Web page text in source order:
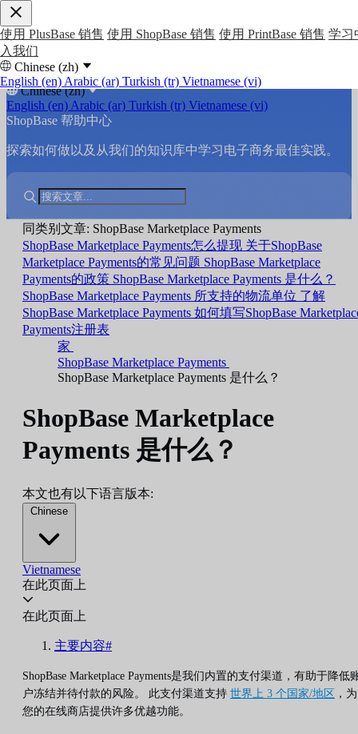
使用 PlusBase 销售 使用 ShopBase 销售 使用 PrintBase 销售 学习
入我们
Chinese (zh)
English (en) Arabic (ar) Turkish (tr) Vietnamese (vi)
Chinese (zh)
English (en) Arabic (ar) Turkish (tr) Vietnamese (vi)
ShopBase 帮助中心
探索如何做以及从我们的知识库中学习电子商务最佳实践。
同类别文章: ShopBase Marketplace Payments
ShopBase Marketplace Payments怎么提现 关于ShopBase
Marketplace Payments的常见问题 ShopBase Marketplace
Payments的政策 ShopBase Marketplace Payments 是什么？
ShopBase Marketplace Payments 所支持的物流单位 了解
ShopBase Marketplace Payments 如何填写ShopBase
Payments注册表
家
ShopBase Marketplace Payments
ShopBase Marketplace Payments 是什么？
ShopBase Marketplace
Payments 是什么？
本文也有以下语言版本:
Chinese
Vietnamese
在此页面上
在此页面上
主要内容#
ShopBase Marketplace Payments是我们内置的支付渠道，有助于降低
户冻结并待付款的风险。 此支付渠道支持 世界上 3 个国家/地区 ，为
您的在线商店提供许多优越功能。